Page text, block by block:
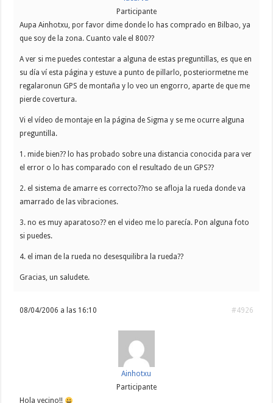
Participante
Aupa Ainhotxu, por favor dime donde lo has comprado en Bilbao, ya
que soy de la zona. Cuanto vale el 800??
A ver si me puedes contestar a alguna de estas preguntillas, es que en
su día ví esta página y estuve a punto de pillarlo, posteriormetne me
regalaronun GPS de montaña y lo veo un engorro, aparte de que me
pierde covertura.
Vi el vídeo de montaje en la página de Sigma y se me ocurre alguna
preguntilla.
1. mide bien?? lo has probado sobre una distancia conocida para ver
el error o lo has comparado con el resultado de un GPS??
2. el sistema de amarre es correcto??no se afloja la rueda donde va
amarrado de las vibraciones.
3. no es muy aparatoso?? en el video me lo parecía. Pon alguna foto
si puedes.
4. el iman de la rueda no desesquilibra la rueda??
Gracias, un saludete.
08/04/2006 a las 16:10 #4926
Ainhotxu
Participante
Hola vecino!!